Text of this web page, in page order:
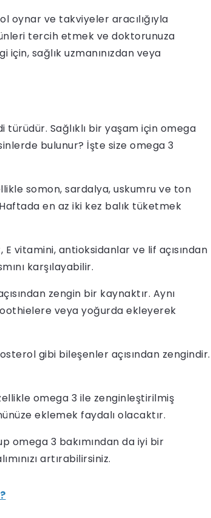
oynar ve takviyeler aracılığıyla
tercih etmek ve doktorunuza
sağlık uzmanınızdan veya
Sağlıklı bir yaşam için omega
bulunur? İşte size omega 3
somon, sardalya, uskumru ve ton
en az iki kez balık tüketmek
E vitamini, antioksidanlar ve lif açısından
karşılayabilir.
zengin bir kaynaktır. Aynı
veya yoğurda ekleyerek
gibi bileşenler açısından zengindir.
omega 3 ile zenginleştirilmiş
eklemek faydalı olacaktır.
omega 3 bakımından da iyi bir
artırabilirsiniz.